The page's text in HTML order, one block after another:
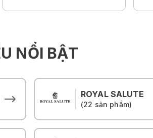
NỔI BẬT
ROYAL SALUTE
(22 sản phẩm)